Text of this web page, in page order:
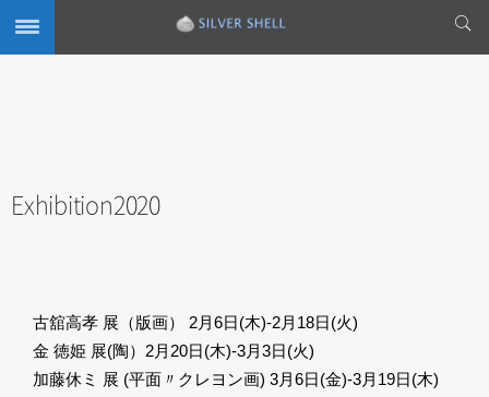
Exhibition2020
古舘高孝 展（版画） 2月6日(木)-2月18日(火)
金 徳姫 展(陶）2月20日(木)-3月3日(火)
加藤休ミ 展 (平面〃クレヨン画) 3月6日(金)-3月19日(木)